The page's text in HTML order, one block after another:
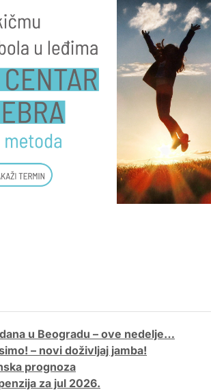
u Beogradu – ove nedelje…
– novi doživljaj jamba!
prognoza
za jul 2026.